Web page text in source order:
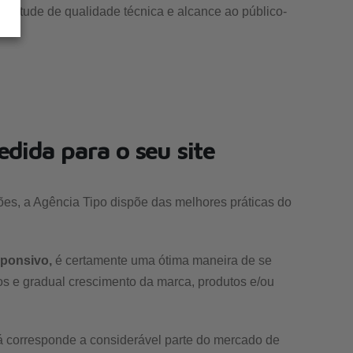
de qualidade técnica e alcance ao público-
para o seu site
a Agência Tipo dispõe das melhores práticas do
é certamente uma ótima maneira de se
e gradual crescimento da marca, produtos e/ou
a considerável parte do mercado de